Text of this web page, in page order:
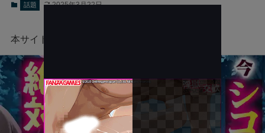
話題 2025年3月22日
本サイトにはプロモーションが含まれています。